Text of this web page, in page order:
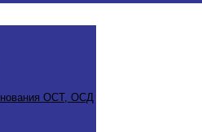
ОСТ, ОСД